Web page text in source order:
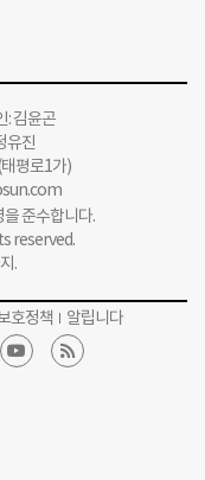
: 김윤곤
유진
평로1가)
준수합니다.
reserved.
.
호정책 알립니다